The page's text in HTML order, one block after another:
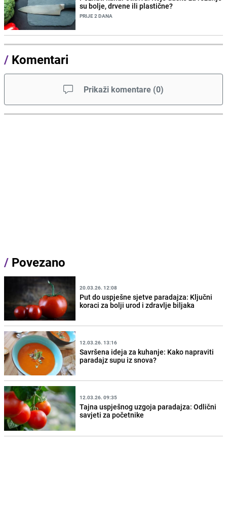
su bolje, drvene ili plastične?
PRIJE 2 DANA
/ Komentari
Prikaži komentare (0)
/ Povezano
20.03.26. 12:08
Put do uspješne sjetve paradajza: Ključni
koraci za bolji urod i zdravlje biljaka
12.03.26. 13:16
Savršena ideja za kuhanje: Kako napraviti
paradajz supu iz snova?
12.03.26. 09:35
Tajna uspješnog uzgoja paradajza: Odlični
savjeti za početnike